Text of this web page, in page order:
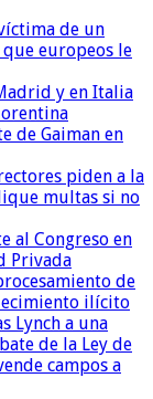
de un
europeos le
y en Italia
de Gaiman en
piden a la
multas si no
al Congreso en
Privada
de
ilícito
Lynch a una
de la Ley de
campos a